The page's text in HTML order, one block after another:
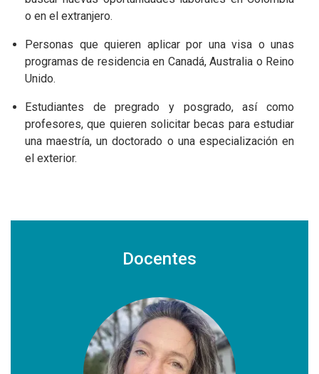
o en el extranjero.
Personas que quieren aplicar por una visa o unas
programas de residencia en Canadá, Australia o Reino
Unido.
Estudiantes de pregrado y posgrado, así como
profesores, que quieren solicitar becas para estudiar
una maestría, un doctorado o una especialización en
el exterior.
Docentes